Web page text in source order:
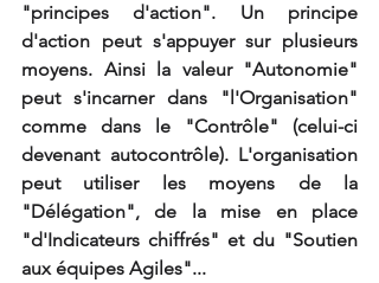
"principes d'action". Un principe
d'action peut s'appuyer sur plusieurs
moyens. Ainsi la valeur "Autonomie"
peut s'incarner dans "l'Organisation"
comme dans le "Contrôle" (celui-ci
devenant autocontrôle). L'organisation
peut utiliser les moyens de la
"Délégation", de la mise en place
"d'Indicateurs chiffrés" et du "Soutien
aux équipes Agiles"...